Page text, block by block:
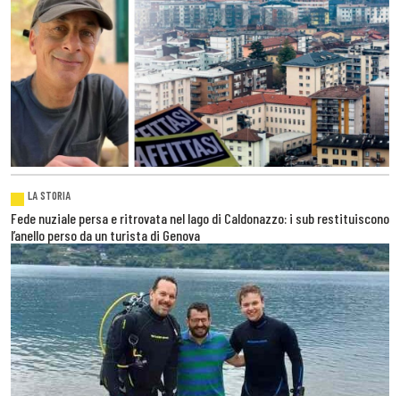
LA STORIA
Fede nuziale persa e ritrovata nel lago di Caldonazzo: i sub restituiscono
l’anello perso da un turista di Genova